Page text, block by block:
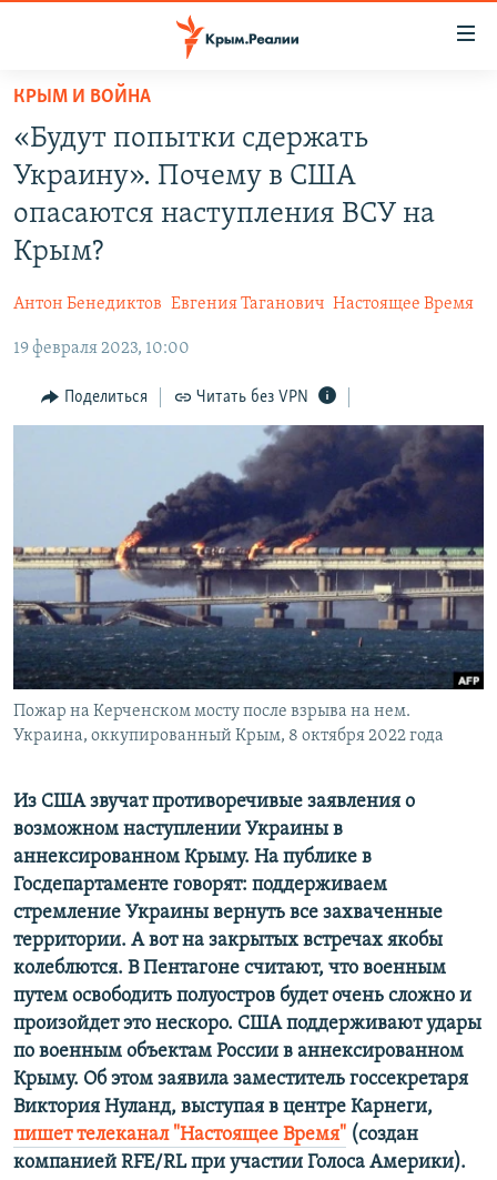
Вернуться
основному
содержанию
Вернутся
главной
Вернутся
СПЕЦПРОЕКТЫ
КАРТА ВОЕННЫХ ОБЪЕКТОВ КРЫМА
ВОДА
ИСТОРИЯ
ИНФОГРАФИКА
ТЕЛЕПРОЕКТ КРЫМ.РЕАЛИИ
ПРОПАВШИЕ БЕЗ ВЕСТИ
ПОБЕДИТЕЛЕЙ НЕ СУДЯТ?
КРЫМ.НЕПОКОРЕННЫЙ
ELIFBE
УКРАИНСКАЯ ПРОБЛЕМА КРЫМА
РАДІО СВОБОДА
КАК ОБОЙТИ БЛОКИРОВКУ
ПРИСОЕДИНЯЙТЕСЬ!
Все сайты RFE/RL
КРЫМ И ВОЙНА
«Будут попытки сдержать
Украину». Почему в США
опасаются наступления ВСУ на
Крым?
Антон Бенедиктов Евгения Таганович Настоящее Время
19 февраля 2023, 10:00
Поделиться Читать без VPN
Пожар на Керченском мосту после взрыва на нем.
Украина, оккупированный Крым, 8 октября 2022 года
Из США звучат противоречивые заявления о
возможном наступлении Украины в
аннексированном Крыму. На публике в
Госдепартаменте говорят: поддерживаем
стремление Украины вернуть все захваченные
территории. А вот на закрытых встречах якобы
колеблются. В Пентагоне считают, что военным
путем освободить полуостров будет очень сложно и
произойдет это нескоро. США поддерживают удары
по военным объектам России в аннексированном
Крыму. Об этом заявила заместитель госсекретаря
Виктория Нуланд, выступая в центре Карнеги,
пишет телеканал "Настоящее Время" (создан
компанией RFE/RL при участии Голоса Америки).